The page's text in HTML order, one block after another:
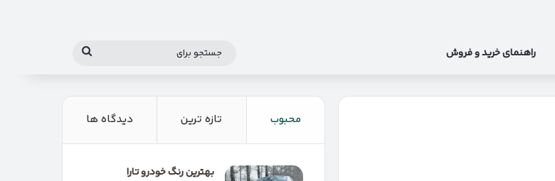
راهنمای خرید و فروش
جستجو
محبوب تازه ترین دیدگاه ها
بهترین رنگ خودرو تارا